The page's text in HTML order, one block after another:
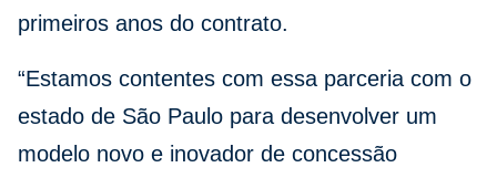
primeiros anos do contrato.
“Estamos contentes com essa parceria com o
estado de São Paulo para desenvolver um
modelo novo e inovador de concessão